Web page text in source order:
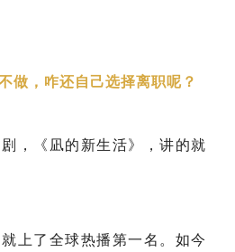
做，咋还自己选择离职呢？
，《凪的新生活》，讲的就
上了全球热播第一名。如今